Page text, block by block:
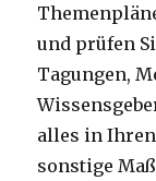
und prüfen
Tagungen,
alles in Ihren
sonstige